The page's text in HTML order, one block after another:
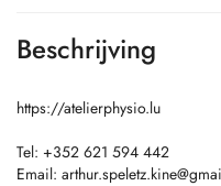
Beschrijving
https://atelierphysio.lu
Tel: +352 621 594 442
Email: